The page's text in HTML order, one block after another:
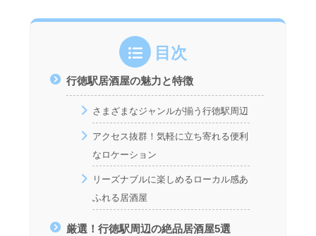
目次
行徳駅居酒屋の魅力と特徴
さまざまなジャンルが揃う行徳駅周辺
アクセス抜群！気軽に立ち寄れる便利
なロケーション
リーズナブルに楽しめるローカル感あ
ふれる居酒屋
厳選！行徳駅周辺の絶品居酒屋5選